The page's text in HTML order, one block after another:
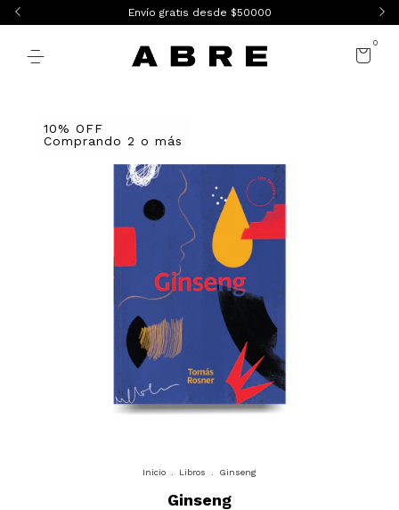
Envío gratis desde $50000
0
10% OFF
Comprando 2 o más
Inicio Libros Ginseng
Ginseng